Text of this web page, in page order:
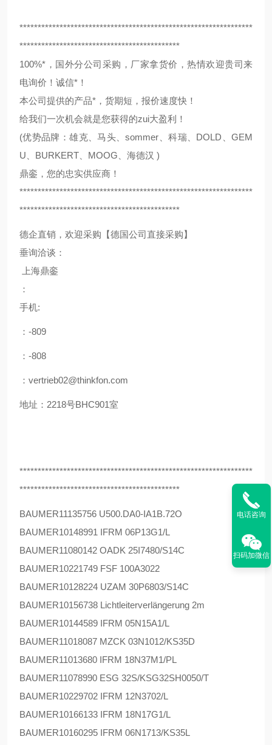
****************************************************************
********************************************
100%*，国外分公司采购，厂家拿货价，热情欢迎贵司来
电询价！诚信*！
本公司提供的产品*，货期短，报价速度快！
给我们一次机会就是您获得的zui大盈利！
(优势品牌：雄克、马头、sommer、科瑞、DOLD、GEM
U、BURKERT、MOOG、海德汉 )
鼎銮，您的忠实供应商！
****************************************************************
********************************************
德企直销，欢迎采购【德国公司直接采购】
垂询洽谈：
上海鼎銮
：
手机:
：-809
：-808
：vertrieb02@thinkfon.com
地址：2218号BHC901室
****************************************************************
********************************************
BAUMER11135756 U500.DA0-IA1B.72O
BAUMER10148991 IFRM 06P13G1/L
BAUMER11080142 OADK 25I7480/S14C
BAUMER10221749 FSF 100A3022
BAUMER10128224 UZAM 30P6803/S14C
BAUMER10156738 Lichtleiterverlängerung 2m
BAUMER10144589 IFRM 05N15A1/L
BAUMER11018087 MZCK 03N1012/KS35D
BAUMER11013680 IFRM 18N37M1/PL
BAUMER11078990 ESG 32S/KSG32SH0050/T
BAUMER10229702 IFRM 12N3702/L
BAUMER10166133 IFRM 18N17G1/L
BAUMER10160295 IFRM 06N1713/KS35L
电话咨询
扫码加微信